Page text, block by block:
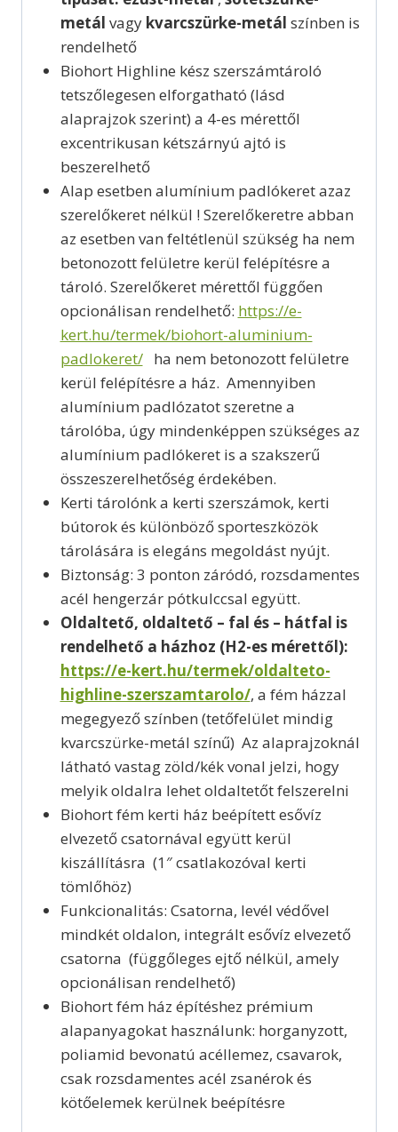
metál vagy kvarcszürke-metál színben is
rendelhető
Biohort Highline kész szerszámtároló
tetszőlegesen elforgatható (lásd
alaprajzok szerint) a 4-es mérettől
excentrikusan kétszárnyú ajtó is
beszerelhető
Alap esetben alumínium padlókeret azaz
szerelőkeret nélkül ! Szerelőkeretre abban
az esetben van feltétlenül szükség ha nem
betonozott felületre kerül felépítésre a
tároló. Szerelőkeret mérettől függően
opcionálisan rendelhető: https://e-
kert.hu/termek/biohort-aluminium-
padlokeret/ha nem betonozott felületre
kerül felépítésre a ház. Amennyiben
alumínium padlózatot szeretne a
tárolóba, úgy mindenképpen szükséges az
alumínium padlókeret is a szakszerű
összeszerelhetőség érdekében.
Kerti tárolónk a kerti szerszámok, kerti
bútorok és különböző sporteszközök
tárolására is elegáns megoldást nyújt.
Biztonság: 3 ponton záródó, rozsdamentes
acél hengerzár pótkulccsal együtt.
Oldaltető, oldaltető – fal és – hátfal is
rendelhető a házhoz (H2-es mérettől):
https://e-kert.hu/termek/oldalteto-
highline-szerszamtarolo/, a fém házzal
megegyező színben (tetőfelület mindig
kvarcszürke-metál színű) Az alaprajzoknál
látható vastag zöld/kék vonal jelzi, hogy
melyik oldalra lehet oldaltetőt felszerelni
Biohort fém kerti ház beépített esővíz
elvezető csatornával együtt kerül
kiszállításra (1″ csatlakozóval kerti
tömlőhöz)
Funkcionalitás: Csatorna, levél védővel
mindkét oldalon, integrált esővíz elvezető
csatorna (függőleges ejtő nélkül, amely
opcionálisan rendelhető)
Biohort fém ház építéshez prémium
alapanyagokat használunk: horganyzott,
poliamid bevonatú acéllemez, csavarok,
csak rozsdamentes acél zsanérok és
kötőelemek kerülnek beépítésre